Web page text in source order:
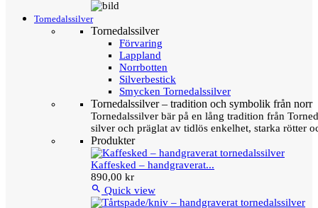
Tornedalssilver
Tornedalssilver
Förvaring
Lappland
Norrbotten
Silverbestick
Smycken Tornedalssilver
Tornedalssilver – tradition och symbolik från norr
Tornedalssilver bär på en lång tradition från
silver och präglat av tidlös enkelhet, starka rötter
Produkter
Kaffesked – handgraverat...
890,00 kr
 Quick view